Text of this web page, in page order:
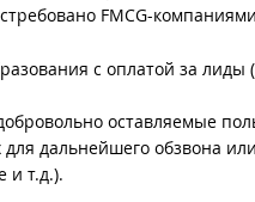
FMCG-
c оплатой за лиды
оставляемые
дальнейшего обзвона
и т.д.).